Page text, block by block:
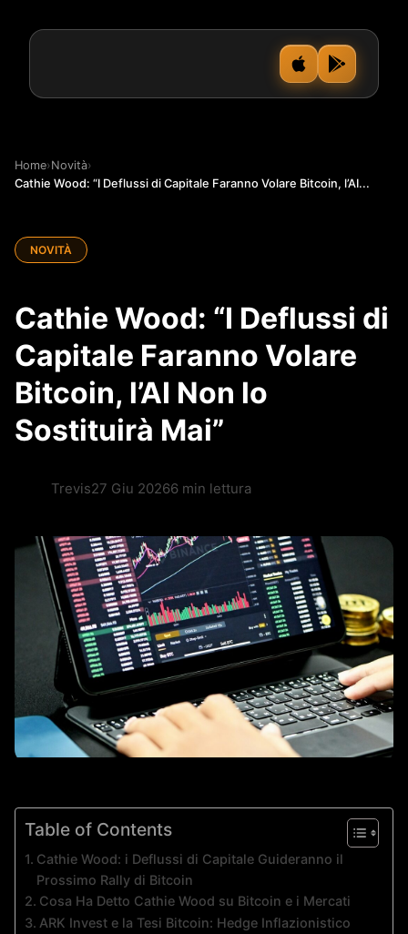
Home›Novità›
Cathie Wood: “I Deflussi di Capitale Faranno Volare Bitcoin, l’AI...
NOVITÀ
Cathie Wood: “I Deflussi di
Capitale Faranno Volare
Bitcoin, l’AI Non lo
Sostituirà Mai”
Trevis27 Giu 20266 min lettura
Table of Contents
Cathie Wood: i Deflussi di Capitale Guideranno il
Prossimo Rally di Bitcoin
Cosa Ha Detto Cathie Wood su Bitcoin e i Mercati
ARK Invest e la Tesi Bitcoin: Hedge Inflazionistico